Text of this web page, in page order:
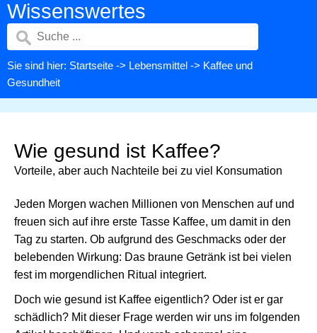
Wissenswertes
Sie sind hier: Startseite -> Lebensmittel -> Kaffee und
Gesundheit
Wie gesund ist Kaffee?
Vorteile, aber auch Nachteile bei zu viel Konsumation
Jeden Morgen wachen Millionen von Menschen auf und
freuen sich auf ihre erste Tasse Kaffee, um damit in den
Tag zu starten. Ob aufgrund des Geschmacks oder der
belebenden Wirkung: Das braune Getränk ist bei vielen
fest im morgendlichen Ritual integriert.
Doch wie gesund ist Kaffee eigentlich? Oder ist er gar
schädlich? Mit dieser Frage werden wir uns im folgenden